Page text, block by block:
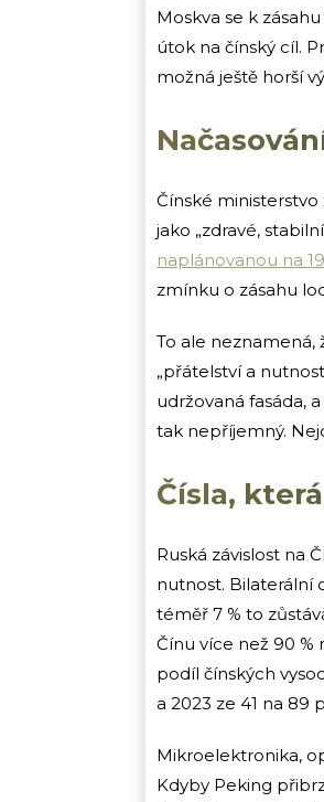
Moskva se k
útok na čínský cíl.
možná ještě horší
Čínské ministerstvo
jako „zdravé,
naplánovanou na
zmínku o zásahu
To ale neznamená,
„přátelství a
udržovaná fasáda,
tak nepříjemný.
Čísla,
Ruská závislost na
nutnost. Bilaterální
téměř 7 % to
Čínu více než 90 %
podíl čínských
a 2023 ze 41 na 89
Mikroelektronika,
Kdyby Peking